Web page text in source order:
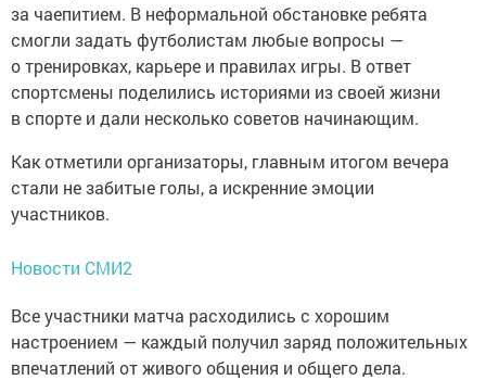
за чаепитием. В неформальной обстановке ребята
смогли задать футболистам любые вопросы —
о тренировках, карьере и правилах игры. В ответ
спортсмены поделились историями из своей жизни
в спорте и дали несколько советов начинающим.
Как отметили организаторы, главным итогом вечера
стали не забитые голы, а искренние эмоции
участников.
Новости СМИ2
Все участники матча расходились с хорошим
настроением — каждый получил заряд положительных
впечатлений от живого общения и общего дела.